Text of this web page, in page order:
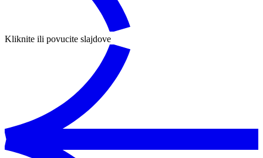
Kliknite ili povucite slajdove